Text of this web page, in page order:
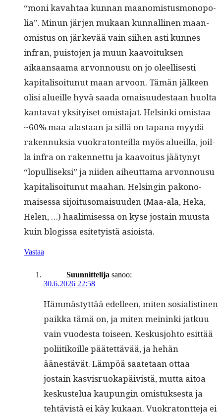
“moni kavah­taa kun­nan maan­omis­tus­mo­nop­o­
lia”. Min­un jär­jen mukaan kun­nalli­nen maan­
omis­tus on järkevää vain siihen asti kunnes
infran, puis­to­jen ja muun kaavoituk­sen
aikaansaa­ma arvon­nousu on jo oleel­lis­es­ti
kap­i­tal­isoitunut maan arvoon. Tämän jäl­keen
olisi alueille hyvä saa­da omaisu­ud­estaan huol­ta
kan­ta­vat yksi­tyiset omis­ta­jat. Helsin­ki omis­taa
~60% maa-alas­taan ja sil­lä on tapana myy­dä
raken­nuk­sia vuokra­ton­teil­la myös alueil­la, joil­
la infra on raken­net­tu ja kaavoitus jää­tynyt
“lop­ullisek­si” ja niiden aiheut­ta­ma arvon­nousu
kap­i­tal­isoitunut maa­han. Helsin­gin pakono­
maises­sa sijoi­tu­so­maisu­u­den (Maa-ala, Heka,
Helen, …) haal­imises­sa on kyse jostain muus­ta
kuin blo­gis­sa esite­ty­istä asioista.
Vastaa
Suunnittelija sanoo:
30.6.2026 22:58
Häm­mästyt­tää edelleen, miten sosial­isti­nen
paik­ka tämä on, ja miten meinin­ki jatkuu
vain vuodes­ta toiseen. Keskusjo­hto esit­tää
poli­itikoille päätet­tävää, ja hehän
äänestävät. Läm­pöä saate­taan ottaa
jostain kasvis­ruokapäivistä, mut­ta aitoa
keskustelua kaupun­gin omis­tuk­ses­ta ja
tehtävistä ei käy kukaan. Vuokra­tont­te­ja ei